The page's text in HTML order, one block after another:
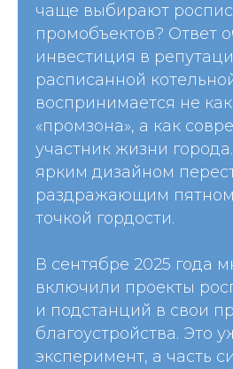
чаще выбирают
промобъектов? Ответ
инвестиция в
расписанной
воспринимается не
«промзона», а как
участник жизни
ярким дизайном
раздражающим пятном
точкой гордости.
В сентябре 2025 года
включили проекты
и подстанций в свои
благоустройства. Это
эксперимент, а часть